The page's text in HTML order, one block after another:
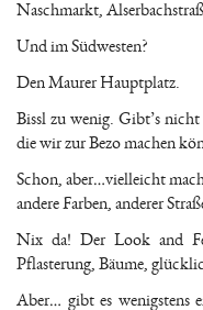
Naschmarkt,
Und im Südwesten?
Den Maurer Hauptplatz.
Bissl zu wenig. Gibt’s nicht
die wir zur Bezo machen
Schon, aber…vielleicht
andere Farben, anderer
Nix da! Der Look and
Pflasterung, Bäume,
Aber… gibt es wenigstens